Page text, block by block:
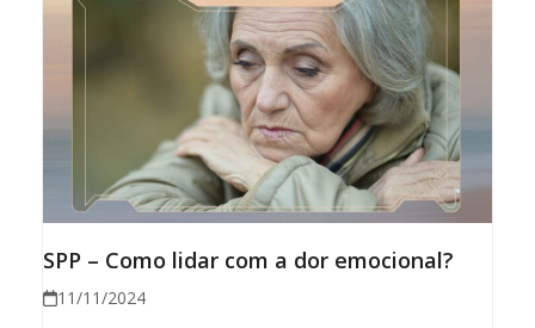
SPP – Como lidar com a dor emocional?
11/11/2024